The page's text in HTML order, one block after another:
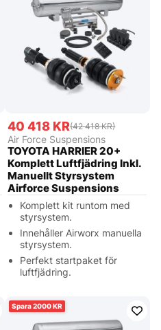
40 418 KR(42 418 KR)
Air Force Suspensions
TOYOTA HARRIER 20+
Komplett Luftfjädring Inkl.
Manuellt Styrsystem
Airforce Suspensions
Komplett kit runtom med
styrsystem.
Innehåller Airworx manuella
styrsystem.
Perfekt startpaket för
luftfjädring.
2000